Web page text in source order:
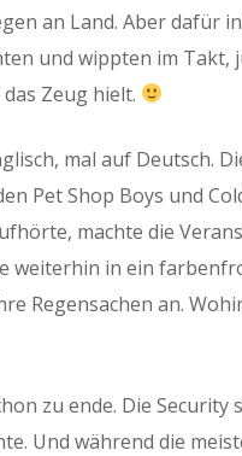
an Land. Aber dafür
und wippten im Takt,
Zeug hielt.
mal auf Deutsch.
Pet Shop Boys und
machte die
weiterhin in ein
Regensachen an.
zu ende. Die Security
Und während die